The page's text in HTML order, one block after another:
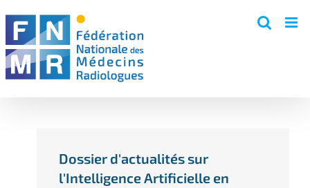
content
Dossier d'actualités sur
l'Intelligence Artificielle en